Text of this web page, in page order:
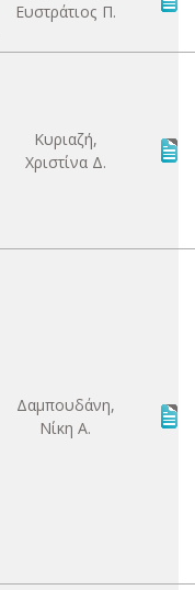
Ευστράτιος Π.
Κυριαζή,
Χριστίνα Δ.
Δαμπουδάνη,
Νίκη Α.